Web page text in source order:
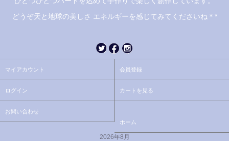
どうぞ天と地球の美しさ エネルギーを感じてみてくださいね＊*
マイアカウント 会員登録
ログイン カートを見る
お問い合わせ
ホーム
2026年8月